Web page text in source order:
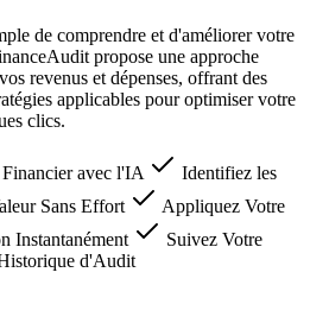
de comprendre et d'améliorer votre
propose une approche
revenus et dépenses, offrant des
applicables pour optimiser votre
clics.
avec l'IA
Identifiez les
Sans Effort
Appliquez Votre
Instantanément
Suivez Votre
d'Audit